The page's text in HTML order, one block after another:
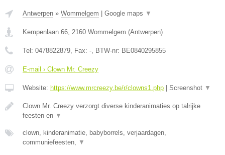
Antwerpen » Wommelgem Google maps ▼
Kempenlaan 66, 2160 Wommelgem (Antwerpen)
Tel: 0478822879, Fax: -, BTW-nr: BE0840295855
E-mail › Clown Mr. Creezy
Website: https://www.mrcreezy.be/r/clowns1.php Screenshot ▼
Clown Mr. Creezy verzorgt diverse kinderanimaties op talrijke
feesten en ▼
clown, kinderanimatie, babyborrels, verjaardagen,
communiefeesten, ▼